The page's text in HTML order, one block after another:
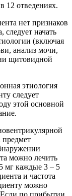
12 отведениях.
нет признаков
начать
(включая
анализ мочи,
щитовидной
этиология
следует
этой основной
предмет
можно лечить
мг каждые 3 – 5
и частота
можно
по прибытии